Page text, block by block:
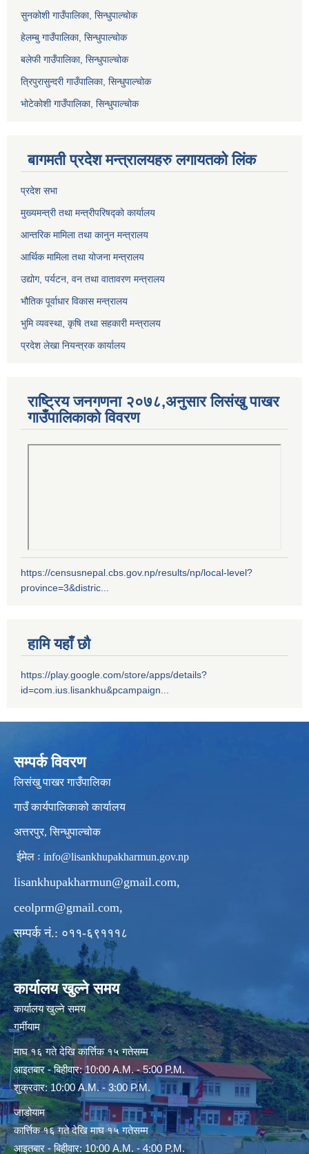
सुनकोशी गाउँपालिका, सिन्धुपाल्चोक
हेलम्बु गाउँपालिका, सिन्धुपाल्चोक
बलेफी गाउँपालिका, सिन्धुपाल्चोक
त्रिपुरासुन्दरी गाउँपालिका, सिन्धुपाल्चोक
भोटेकोशी गाउँपालिका, सिन्धुपाल्चोक
बागमती प्रदेश मन्त्रालयहरु लगायतको लिंक
प्रदेश सभा
मुख्यमन्त्री तथा मन्त्रीपरिषद्को कार्यालय
आन्तरिक मामिला तथा कानुन मन्त्रालय
आर्थिक मामिला तथा योजना मन्त्रालय
उद्योग, पर्यटन, वन तथा वातावरण मन्त्रालय
भौतिक पूर्वाधार विकास मन्त्रालय
भुमि व्यवस्था, कृषि तथा सहकारी मन्त्रालय
प्रदेश लेखा नियन्त्रक कार्यालय
राष्ट्रिय जनगणना २०७८,अनुसार लिसंखु पाखर
गाउँपालिकाको विवरण
https://censusnepal.cbs.gov.np/results/np/local-level?
province=3&distric...
हामि यहाँ छौ
https://play.google.com/store/apps/details?
id=com.ius.lisankhu&pcampaign...
सम्पर्क विवरण
लिसंखु पाखर गाउँपालिका
गाउँ कार्यपालिकाको कार्यालय
अत्तरपुर, सिन्धुपाल्चोक
ईमेल ः info@lisankhupakharmun.gov.np
lisankhupakharmun@gmail.com,
ceolprm@gmail.com,
सम्पर्क नं.: ०११-६९१११८
कार्यालय खुल्ने समय
कार्यालय खुल्ने समय
गर्मीयाम
माघ १६ गते देखि कार्त्तिक १५ गतेसम्म
आइतबार - बिहीवार: 10:00 A.M. - 5:00 P.M.
शुक्रवार: 10:00 A.M. - 3:00 P.M.
जाडोयाम
कार्त्तिक १६ गते देखि माघ १५ गतेसम्म
आइतबार - बिहीवार: 10:00 A.M. - 4:00 P.M.